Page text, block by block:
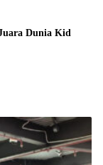
Dunia Kid